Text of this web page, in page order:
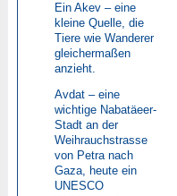
Ein Akev – eine
kleine Quelle, die
Tiere wie Wanderer
gleichermaßen
anzieht.
Avdat – eine
wichtige Nabatäeer-
Stadt an der
Weihrauchstrasse
von Petra nach
Gaza, heute ein
UNESCO